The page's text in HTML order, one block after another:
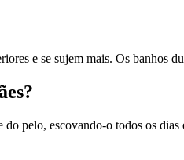
e se sujem mais. Os banhos
pelo, escovando-o todos os